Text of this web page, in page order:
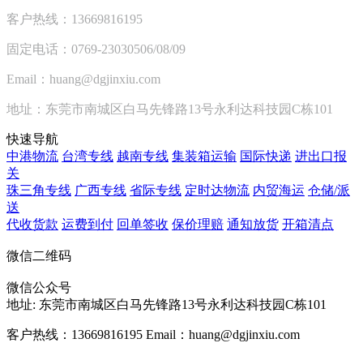
客户热线：13669816195
固定电话：0769-23030506/08/09
Email：huang@dgjinxiu.com
地址：东莞市南城区白马先锋路13号永利达科技园C栋101
快速导航
中港物流 台湾专线 越南专线 集装箱运输 国际快递 进出口报
关
珠三角专线 广西专线 省际专线 定时达物流 内贸海运 仓储/派
送
代收货款 运费到付 回单签收 保价理赔 通知放货 开箱清点
微信二维码
微信公众号
地址: 东莞市南城区白马先锋路13号永利达科技园C栋101
客户热线：13669816195 Email：huang@dgjinxiu.com